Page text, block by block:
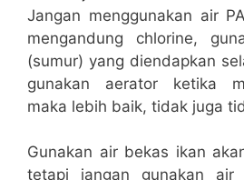
Jangan menggunakan air
mengandung chlorine,
(sumur) yang diendapkan
gunakan aerator ketika
maka lebih baik, tidak juga
Gunakan air bekas ikan
tetapi jangan gunakan air